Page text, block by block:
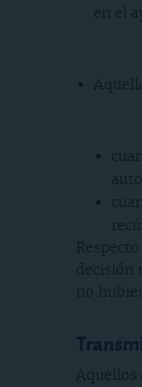
en el
decisión
no
Aquellos